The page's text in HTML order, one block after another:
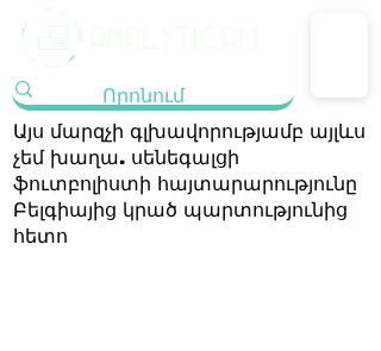
Այս մարզչի գլխավորությամբ այլևս
չեմ խաղա. սենեգալցի
ֆուտբոլիստի հայտարարությունը
Բելգիայից կրած պարտությունից
հետո